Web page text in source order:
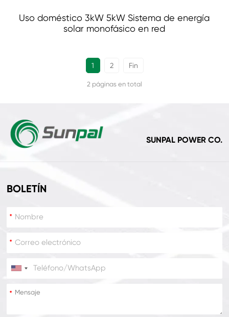
Uso doméstico 3kW 5kW Sistema de energía
solar monofásico en red
1 2 Fin
2 páginas en total
SUNPAL POWER CO.
BOLETÍN
*
*
*
*